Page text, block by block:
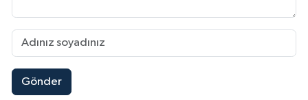
Gönder